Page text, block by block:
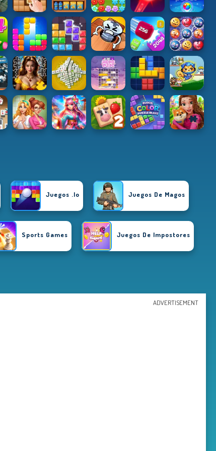
Juegos .io Juegos De Magos
Sports Games Juegos De Impostores
ADVERTISEMENT